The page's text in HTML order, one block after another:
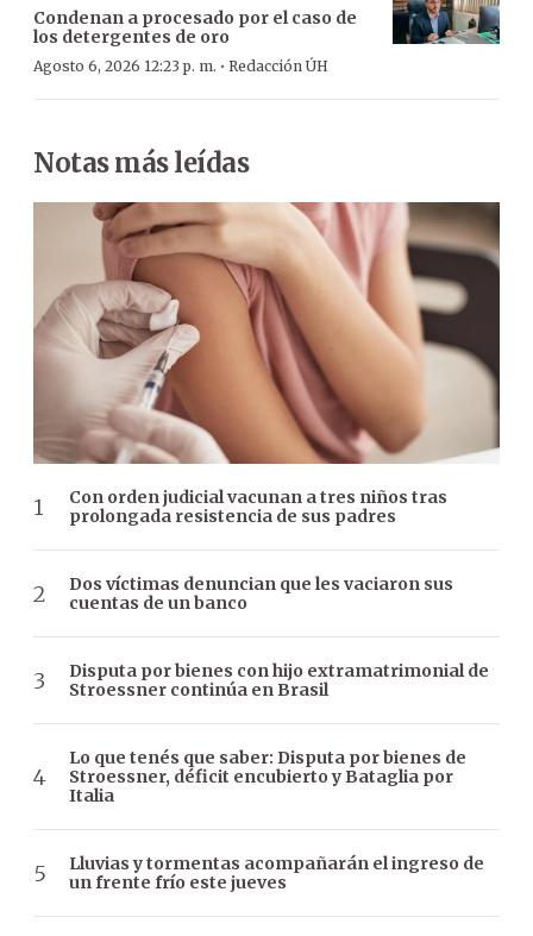
Condenan a procesado por el caso de
los detergentes de oro
Agosto 6, 2026 12:23 p. m. · Redacción ÚH
Notas más leídas
Con orden judicial vacunan a tres niños tras
prolongada resistencia de sus padres
Dos víctimas denuncian que les vaciaron sus
cuentas de un banco
Disputa por bienes con hijo extramatrimonial de
Stroessner continúa en Brasil
Lo que tenés que saber: Disputa por bienes de
Stroessner, déficit encubierto y Bataglia por
Italia
Lluvias y tormentas acompañarán el ingreso de
un frente frío este jueves